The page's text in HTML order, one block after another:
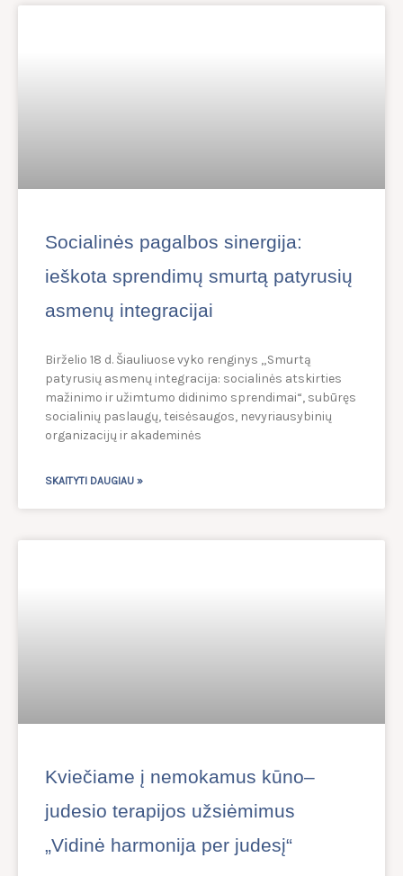
Socialinės pagalbos sinergija:
ieškota sprendimų smurtą patyrusių
asmenų integracijai
Birželio 18 d. Šiauliuose vyko renginys „Smurtą
patyrusių asmenų integracija: socialinės atskirties
mažinimo ir užimtumo didinimo sprendimai“, subūręs
socialinių paslaugų, teisėsaugos, nevyriausybinių
organizacijų ir akademinės
SKAITYTI DAUGIAU »
Kviečiame į nemokamus kūno–
judesio terapijos užsiėmimus
„Vidinė harmonija per judesį“